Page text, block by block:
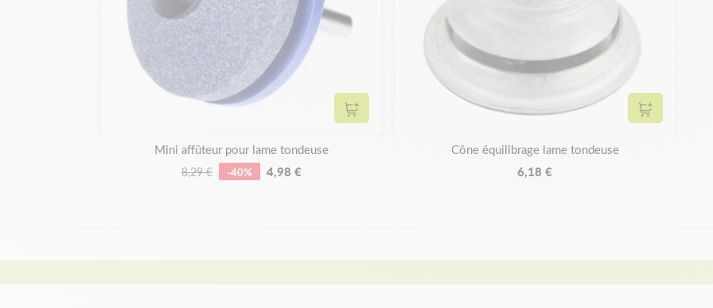
Ajouter au panier
Mini affûteur pour lame tondeuse
8,29 € -40% 4,98 €
Ajouter au
Cône équilibrage lame tondeuse
6,18 €